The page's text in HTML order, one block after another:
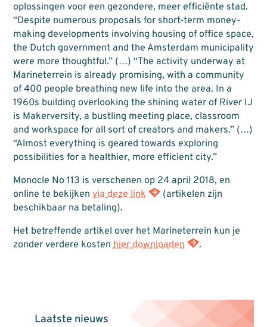
oplossingen voor een gezondere, meer efficiënte stad.
“Despite numerous proposals for short-term money-
making developments involving housing of office space,
the Dutch government and the Amsterdam municipality
were more thoughtful.” (…) “The activity underway at
Marineterrein is already promising, with a community
of 400 people breathing new life into the area. In a
1960s building overlooking the shining water of River IJ
is Makerversity, a bustling meeting place, classroom
and workspace for all sort of creators and makers.” (…)
“Almost everything is geared towards exploring
possibilities for a healthier, more efficient city.”
Monocle No 113 is verschenen op 24 april 2018, en
online te bekijkenvia deze link
(artikelen zijn
beschikbaar na betaling).
Het betreffende artikel over het Marineterrein kun je
zonder verdere kostenhier downloaden .
Laatste nieuws